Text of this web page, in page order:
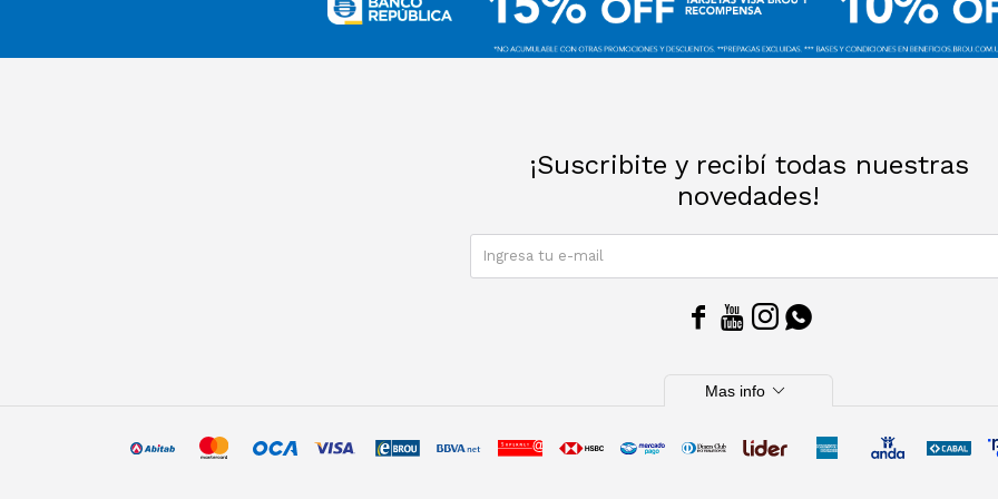
¡Suscribite y recibí todas nuestras
novedades!
   
Mas info expand_more